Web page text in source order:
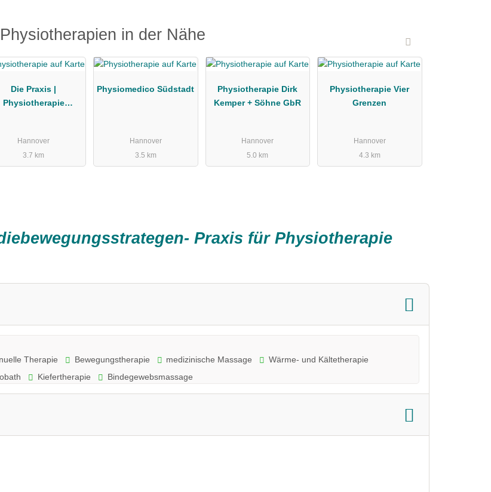
Physiotherapien in der Nähe
Die Praxis |
Physiotherapie
Hannover
3.7 km
Physiomedico Südstadt
Hannover
3.5 km
Physiotherapie Dirk
Kemper + Söhne GbR
Hannover
5.0 km
Physiotherapie Vier
Grenzen
Hannover
4.3 km
Praxis für Physiotherapie
Therapie Bewegungstherapie medizinische Massage
Wärme- und Kältetherapie
Kiefertherapie Bindegewebsmassage